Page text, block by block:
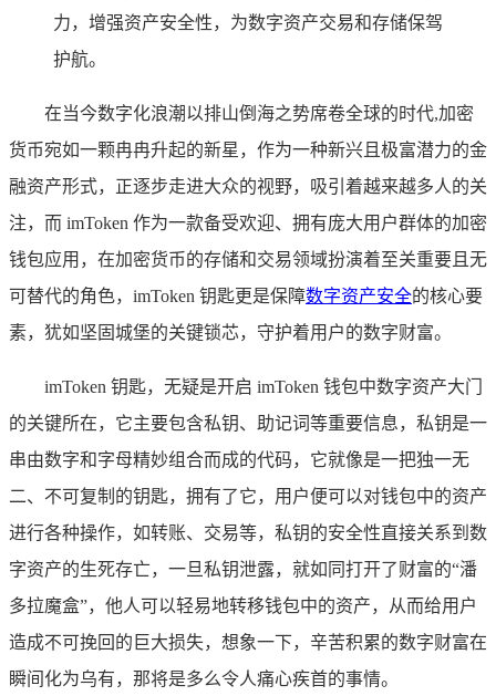
力，增强资产安全性，为数字资产交易和存储保驾
护航。
在当今数字化浪潮以排山倒海之势席卷全球的时代,加密
货币宛如一颗冉冉升起的新星，作为一种新兴且极富潜力的金
融资产形式，正逐步走进大众的视野，吸引着越来越多人的关
注，而 imToken 作为一款备受欢迎、拥有庞大用户群体的加密
钱包应用，在加密货币的存储和交易领域扮演着至关重要且无
可替代的角色，imToken 钥匙更是保障数字资产安全的核心要
素，犹如坚固城堡的关键锁芯，守护着用户的数字财富。
imToken 钥匙，无疑是开启 imToken 钱包中数字资产大门
的关键所在，它主要包含私钥、助记词等重要信息，私钥是一
串由数字和字母精妙组合而成的代码，它就像是一把独一无
二、不可复制的钥匙，拥有了它，用户便可以对钱包中的资产
进行各种操作，如转账、交易等，私钥的安全性直接关系到数
字资产的生死存亡，一旦私钥泄露，就如同打开了财富的“潘
多拉魔盒”，他人可以轻易地转移钱包中的资产，从而给用户
造成不可挽回的巨大损失，想象一下，辛苦积累的数字财富在
瞬间化为乌有，那将是多么令人痛心疾首的事情。